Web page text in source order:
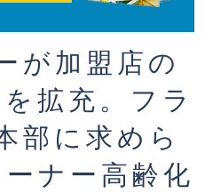
が加盟店の
拡充。フラ
部に求めら
ナー高齢化